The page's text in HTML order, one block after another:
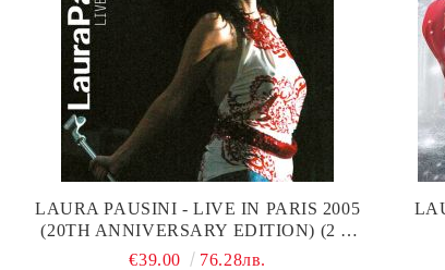
LAURA PAUSINI - LIVE IN PARIS 2005
(20TH ANNIVERSARY EDITION) (2 X
VINYL)
€39.00 76.28лв.